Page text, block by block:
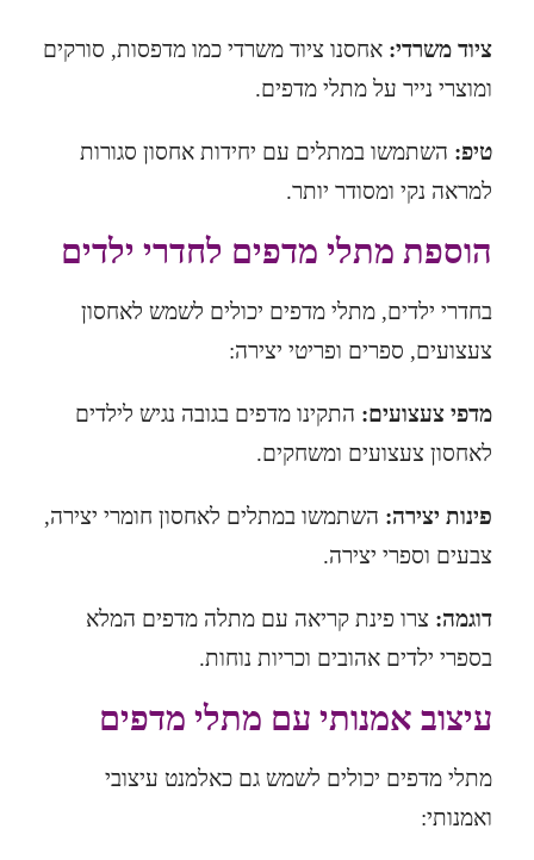
ציוד משרדי: אחסנו ציוד משרדי כמו מדפסות, סורקים
ומוצרי נייר על מתלי מדפים.
טיפ: השתמשו במתלים עם יחידות אחסון סגורות
למראה נקי ומסודר יותר.
הוספת מתלי מדפים לחדרי ילדים
בחדרי ילדים, מתלי מדפים יכולים לשמש לאחסון
צעצועים, ספרים ופריטי יצירה:
מדפי צעצועים: התקינו מדפים בגובה נגיש לילדים
לאחסון צעצועים ומשחקים.
פינות יצירה: השתמשו במתלים לאחסון חומרי יצירה,
צבעים וספרי יצירה.
דוגמה: צרו פינת קריאה עם מתלה מדפים המלא
בספרי ילדים אהובים וכריות נוחות.
עיצוב אמנותי עם מתלי מדפים
מתלי מדפים יכולים לשמש גם כאלמנט עיצובי
ואמנותי: